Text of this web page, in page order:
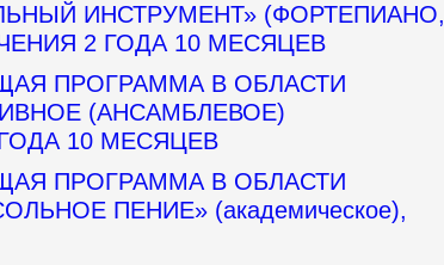
ИНСТРУМЕНТ» (ФОРТЕПИАНО,
2 ГОДА 10 МЕСЯЦЕВ
ПРОГРАММА В ОБЛАСТИ
(АНСАМБЛЕВОЕ)
10 МЕСЯЦЕВ
ПРОГРАММА В ОБЛАСТИ
ПЕНИЕ» (академическое),